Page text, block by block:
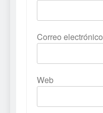
Correo electrónico
Web